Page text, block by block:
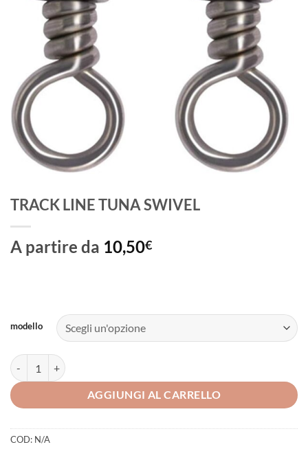
TRACK LINE TUNA SWIVEL
A partire da 10,50€
modello
TRACK LINE TUNA SWIVEL quantità
AGGIUNGI AL CARRELLO
COD: N/A